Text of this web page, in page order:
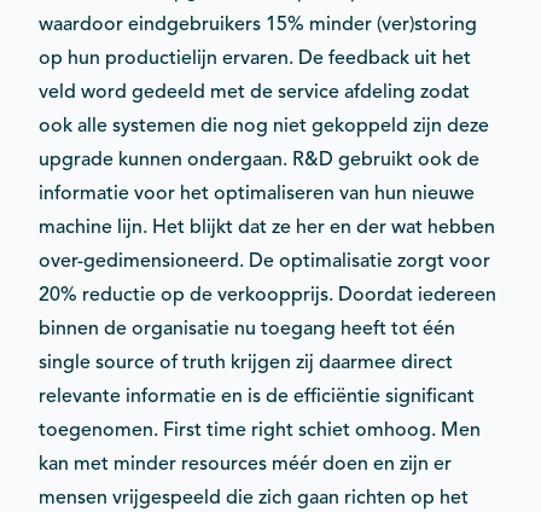
waardoor eindgebruikers 15% minder (ver)storing
op hun productielijn ervaren. De feedback uit het
veld word gedeeld met de service afdeling zodat
ook alle systemen die nog niet gekoppeld zijn deze
upgrade kunnen ondergaan. R&D gebruikt ook de
informatie voor het optimaliseren van hun nieuwe
machine lijn. Het blijkt dat ze her en der wat hebben
over-gedimensioneerd. De optimalisatie zorgt voor
20% reductie op de verkoopprijs. Doordat iedereen
binnen de organisatie nu toegang heeft tot één
single source of truth krijgen zij daarmee direct
relevante informatie en is de efficiëntie significant
toegenomen. First time right schiet omhoog. Men
kan met minder resources méér doen en zijn er
mensen vrijgespeeld die zich gaan richten op het